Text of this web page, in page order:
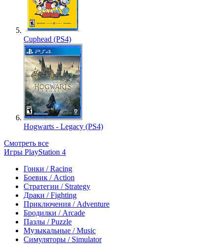
Cuphead (PS4)
Hogwarts - Legacy (PS4)
Смотреть все
Игры PlayStation 4
Гонки / Racing
Боевик / Action
Стратегии / Strategy
Драки / Fighting
Приключения / Adventure
Бродилки / Arcade
Пазлы / Puzzle
Музыкальные / Music
Симуляторы / Simulator